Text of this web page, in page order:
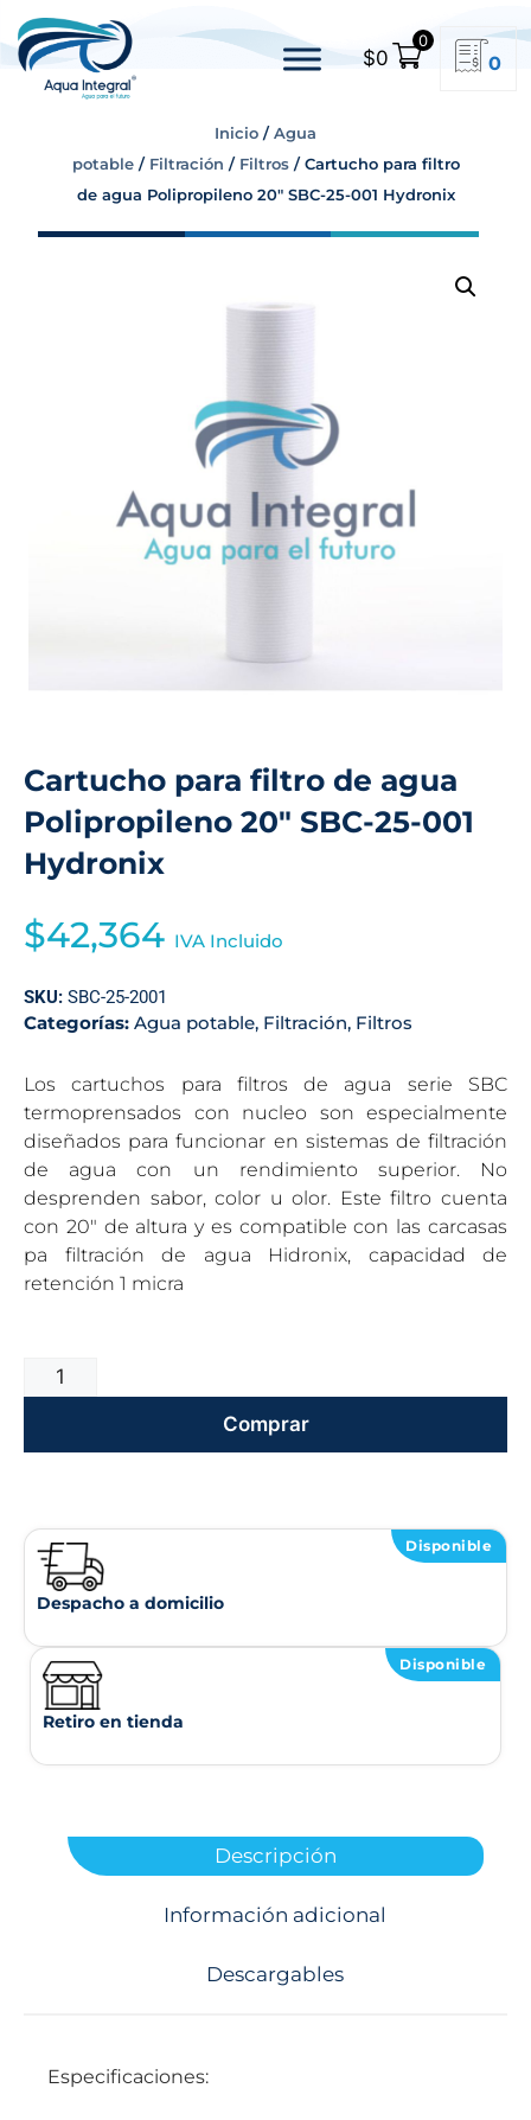
$0
0
0
Inicio /Agua
potable/ Filtración / Filtros/ Cartucho para filtro
de agua Polipropileno 20″ SBC-25-001 Hydronix
Cartucho para filtro de agua
Polipropileno 20″ SBC-25-001
Hydronix
$42,364 IVA Incluido
SKU: SBC-25-2001
Categorías: Agua potable, Filtración, Filtros
Los cartuchos para filtros de agua serie SBC
termoprensados con nucleo son especialmente
diseñados para funcionar en sistemas de filtración
de agua con un rendimiento superior. No
desprenden sabor, color u olor. Este filtro cuenta
con 20″ de altura y es compatible con las carcasas
pa filtración de agua Hidronix, capacidad de
retención 1 micra
Comprar
Disponible
Despacho a domicilio
Disponible
Retiro en tienda
Descripción
Información adicional
Descargables
Especificaciones: